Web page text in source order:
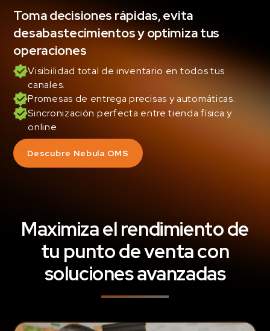
Toma decisiones rápidas, evita
desabastecimientos y optimiza tus
operaciones
Visibilidad total de inventario en todos tus
canales.
Promesas de entrega precisas y automáticas.
Sincronización perfecta entre tienda física y
online.
Descubre Nebula OMS
Maximiza el rendimiento de
tu punto de venta con
soluciones avanzadas